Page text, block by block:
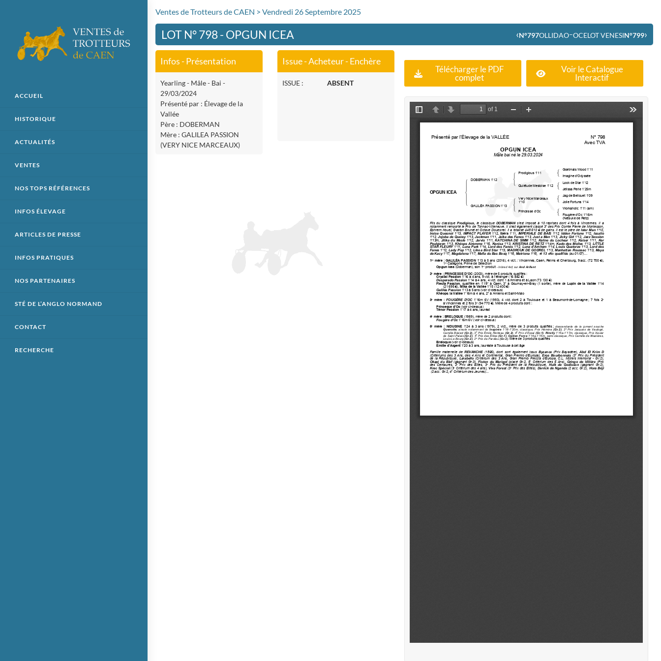
ACCUEIL
HISTORIQUE
ACTUALITÉS
VENTES
NOS TOPS RÉFÉRENCES
INFOS ÉLEVAGE
ARTICLES DE PRESSE
INFOS PRATIQUES
NOS PARTENAIRES
STÉ DE L’ANGLO NORMAND
CONTACT
RECHERCHE
Ventes de Trotteurs de CAEN > Vendredi 26 Septembre 2025
LOT N° 798 - OPGUN ICEA ‹N°797OLLIDAO–OCELOT VENESIN°799›
Infos - Présentation
Yearling - Mâle - Bai -
29/03/2024
Présenté par : Élevage de la
Vallée
Père : DOBERMAN
Mère : GALILEA PASSION
(VERY NICE MARCEAUX)
Issue - Acheteur - Enchère
ISSUE : ABSENT
Télécharger le PDF
complet
Voir le Catalogue
Interactif